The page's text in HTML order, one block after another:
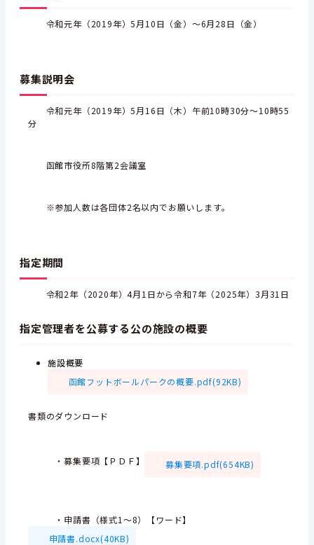
令和元年（2019年）5月10日（金）～6月28日（金）
募集説明会
令和元年（2019年）5月16日（木）午前10時30分～10時55
分
函館市役所8階第2会議室
※参加人数は各団体2名以内でお願いします。
指定期間
令和2年（2020年）4月1日から令和7年（2025年）3月31日
指定管理者を公募する公の施設の概要
施設概要
函館フットボールパークの概要.pdf(92KB)
書類のダウンロード
・募集要項【ＰＤＦ】 募集要項.pdf(654KB)
・申請書（様式1～8）【ワード】
申請書.docx(40KB)